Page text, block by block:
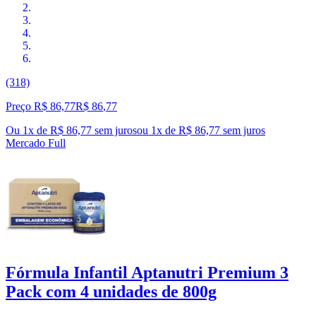
(318)
Preço R$ 86,77R$ 86,77
Ou 1x de R$ 86,77 sem jurosou 1x de R$ 86,77 sem juros
Mercado Full
Fórmula Infantil Aptanutri Premium 3
Pack com 4 unidades de 800g